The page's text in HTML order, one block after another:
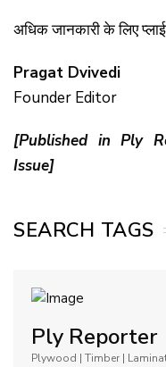
अधिक जानकारी के लिए
Pragat Dvivedi
Founder Editor
[Published in Ply
Issue]
SEARCH TAGS
Ply Reporter
Plywood | Timber |